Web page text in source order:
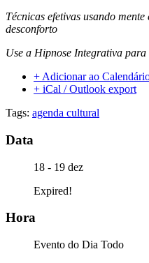
Técnicas efetivas usando
desconforto
Use a Hipnose Integrativa
+ Adicionar ao
+ iCal / Outlook export
Tags: agenda cultural
Data
18 - 19 dez
Expired!
Hora
Evento do Dia Todo